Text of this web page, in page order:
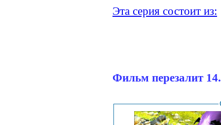
Эта серия состоит из:
Фильм перезалит